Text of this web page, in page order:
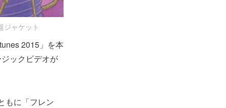
ジャケット
2015」を本
ックビデオが
もに「フレン